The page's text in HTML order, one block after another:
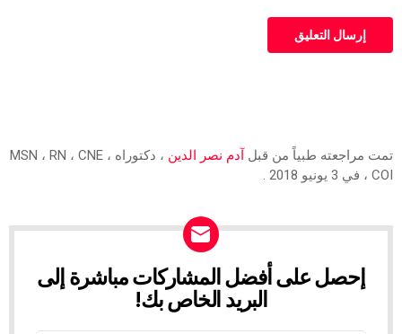
تمت مراجعته طبياً من قبل آدم نصر الدين
، دكتوراه ، MSN ، RN ، CNE
، COI في 3 يونيو 2018 .
NEWSLETTER
إحصل على أفضل المشاركات مباشرة إلى
البريد الخاص بك!